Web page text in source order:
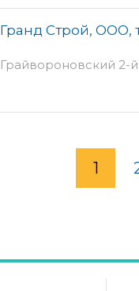
Гранд Строй, ООО,
Грайвороновский 2-
1